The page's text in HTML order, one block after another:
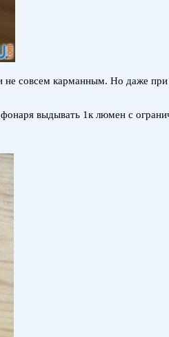
не совсем карманным. Но даже
выдывать 1к люмен с